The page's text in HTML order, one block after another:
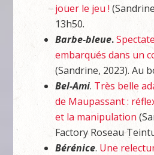
jouer le jeu !
13h50.
Barbe-bleue.
embarqués dans un
(Sandrine, 2023). Au
Bel-Ami. Très belle
de Maupassant :
et la manipulation
Factory Roseau
Bérénice. Une